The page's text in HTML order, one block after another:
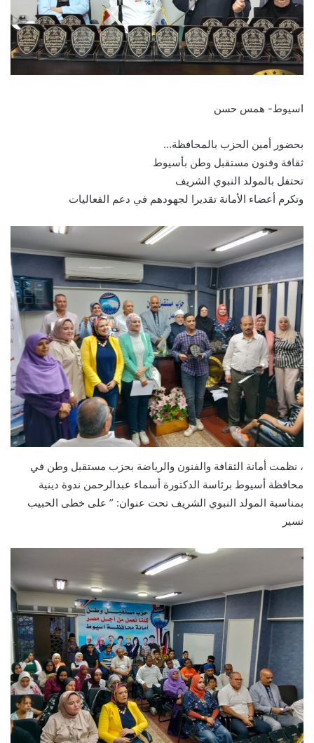
اسيوط- همس حسن
بحضور أمين الحزب بالمحافظة…
ثقافة وفنون مستقبل وطن بأسيوط
تحتفل بالمولد النبوي الشريف
وتكرم أعضاء الأمانة تقديرا لجهودهم في دعم الفعاليات
، نظمت أمانة الثقافة والفنون والرياضة بحزب مستقبل وطن في
محافظة أسيوط برئاسة الدكتورة أسماء عبدالرحمن ندوة دينية
بمناسبة المولد النبوي الشريف تحت عنوان: ” على خطى الحبيب
نسير